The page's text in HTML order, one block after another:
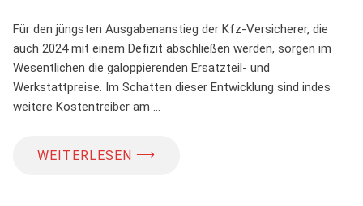
Für den jüngsten Ausgabenanstieg der Kfz-Versicherer, die
auch 2024 mit einem Defizit abschließen werden, sorgen im
Wesentlichen die galoppierenden Ersatzteil- und
Werkstattpreise. Im Schatten dieser Entwicklung sind indes
weitere Kostentreiber am …
WEITERLESEN ⟶